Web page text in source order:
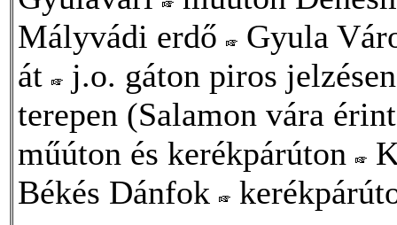
Mályvádi erdő
Gyula
át
j.o. gáton piros
terepen (Salamon vára
műúton és kerékpárúton
Békés Dánfok